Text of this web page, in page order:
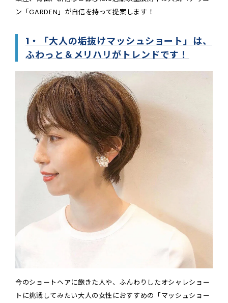
ン「GARDEN」が自信を持って提案します！
1・「大人の垢抜けマッシュショート」は、
ふわっと＆メリハリがトレンドです！
今のショートヘアに飽きた人や、ふんわりしたオシャレショー
トに挑戦してみたい大人の女性におすすめの「マッシュショー